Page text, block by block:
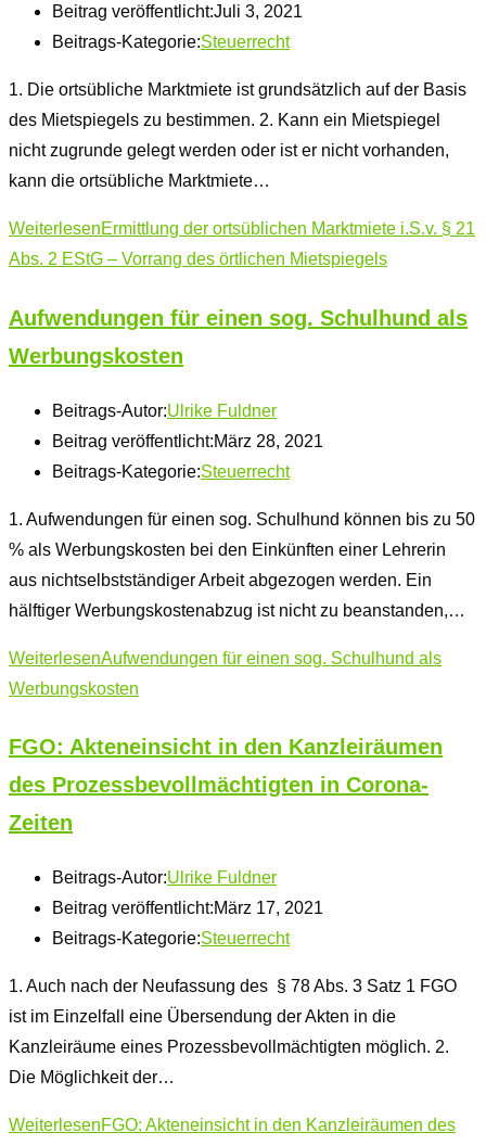
Beitrag veröffentlicht:Juli 3, 2021
Beitrags-Kategorie:Steuerrecht
1. Die ortsübliche Marktmiete ist grundsätzlich auf der Basis
des Mietspiegels zu bestimmen. 2. Kann ein Mietspiegel
nicht zugrunde gelegt werden oder ist er nicht vorhanden,
kann die ortsübliche Marktmiete…
WeiterlesenErmittlung der ortsüblichen Marktmiete i.S.v. § 21
Abs. 2 EStG – Vorrang des örtlichen Mietspiegels
Aufwendungen für einen sog. Schulhund als
Werbungskosten
Beitrags-Autor:Ulrike Fuldner
Beitrag veröffentlicht:März 28, 2021
Beitrags-Kategorie:Steuerrecht
1. Aufwendungen für einen sog. Schulhund können bis zu 50
% als Werbungskosten bei den Einkünften einer Lehrerin
aus nichtselbstständiger Arbeit abgezogen werden. Ein
hälftiger Werbungskostenabzug ist nicht zu beanstanden,…
WeiterlesenAufwendungen für einen sog. Schulhund als
Werbungskosten
FGO: Akteneinsicht in den Kanzleiräumen
des Prozessbevollmächtigten in Corona-
Zeiten
Beitrags-Autor:Ulrike Fuldner
Beitrag veröffentlicht:März 17, 2021
Beitrags-Kategorie:Steuerrecht
1. Auch nach der Neufassung des § 78 Abs. 3 Satz 1 FGO
ist im Einzelfall eine Übersendung der Akten in die
Kanzleiräume eines Prozessbevollmächtigten möglich. 2.
Die Möglichkeit der…
WeiterlesenFGO: Akteneinsicht in den Kanzleiräumen des